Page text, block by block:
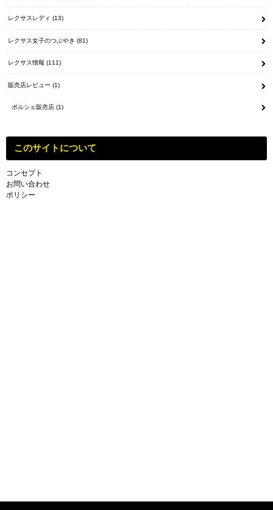
レクサスレディ(13)
レクサス女子のつぶやき(81)
レクサス情報(111)
販売店レビュー(1)
ポルシェ販売店 (1)
このサイトについて
コンセプト
お問い合わせ
ポリシー